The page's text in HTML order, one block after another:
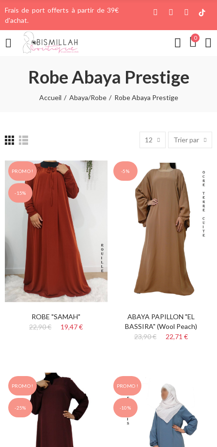
Frais de port offerts à partir de 39€
d'achat.
0
Robe Abaya Prestige
Accueil Abaya/Robe Robe Abaya Prestige
12 Trier par
PROMO !
-15%
ROBE "SAMAH"
22,90 €
19,47 €
-5%
ABAYA PAPILLON "EL
BASSIRA" (Wool Peach)
23,90 €
22,71 €
PROMO !
-25%
PROMO !
-10%